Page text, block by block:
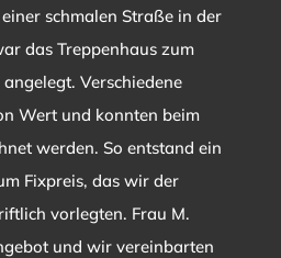
schmalen Straße in der
das Treppenhaus zum
Verschiedene
Wert und konnten beim
werden. So entstand ein
Fixpreis, das wir der
vorlegten. Frau M.
und wir vereinbarten